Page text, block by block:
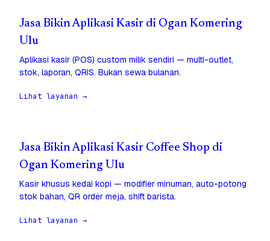
Jasa Bikin Aplikasi Kasir di Ogan Komering
Ulu
Aplikasi kasir (POS) custom milik sendiri — multi-outlet,
stok, laporan, QRIS. Bukan sewa bulanan.
Lihat layanan →
Jasa Bikin Aplikasi Kasir Coffee Shop di
Ogan Komering Ulu
Kasir khusus kedai kopi — modifier minuman, auto-potong
stok bahan, QR order meja, shift barista.
Lihat layanan →